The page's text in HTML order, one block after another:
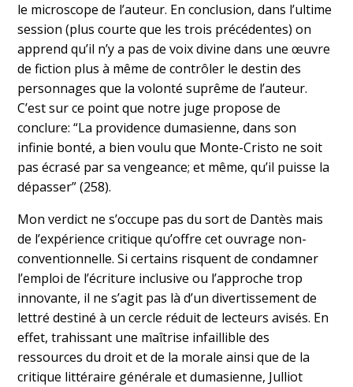
le microscope de l’auteur. En conclusion, dans l’ultime
session (plus courte que les trois précédentes) on
apprend qu’il n’y a pas de voix divine dans une œuvre
de fiction plus à même de contrôler le destin des
personnages que la volonté suprême de l’auteur.
C’est sur ce point que notre juge propose de
conclure: “La providence dumasienne, dans son
infinie bonté, a bien voulu que Monte-Cristo ne soit
pas écrasé par sa vengeance; et même, qu’il puisse la
dépasser” (258).
Mon verdict ne s’occupe pas du sort de Dantès mais
de l’expérience critique qu’offre cet ouvrage non-
conventionnelle. Si certains risquent de condamner
l’emploi de l’écriture inclusive ou l’approche trop
innovante, il ne s’agit pas là d’un divertissement de
lettré destiné à un cercle réduit de lecteurs avisés. En
effet, trahissant une maîtrise infaillible des
ressources du droit et de la morale ainsi que de la
critique littéraire générale et dumasienne, Julliot